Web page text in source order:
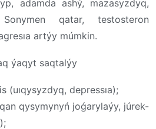
adamda ashý, mazasyzdyq,
Sonymen qatar, testosteron
artýy múmkin.
ýaqyt saqtalýy
(uıqysyzdyq, depressıa);
qysymynyń joǵarylaýy, júrek-